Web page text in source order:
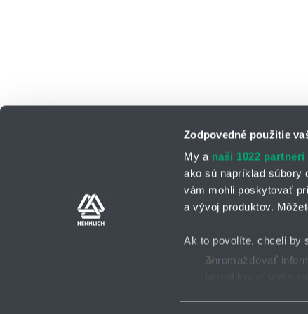
Zodpovedné použitie
My a naši 1022 partneri
ako sú napríklad súbory
vám mohli poskytovať
a vývoj produktov.
Ak to povolíte, chceli by
Zhromažďovať